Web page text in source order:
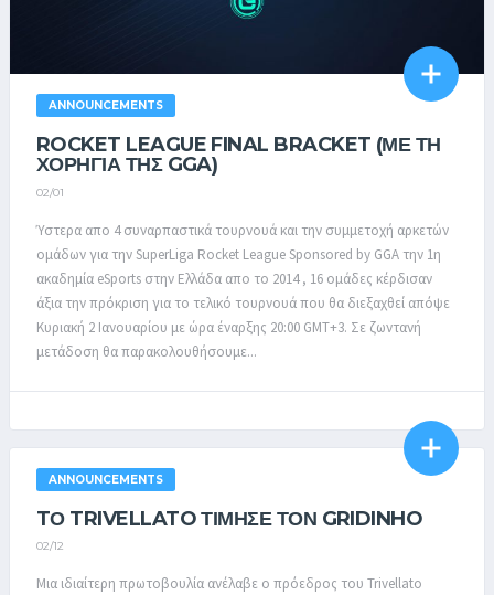
ANNOUNCEMENTS
ROCKET LEAGUE FINAL BRACKET (ΜΕ ΤΗ
ΧΟΡΗΓΊΑ ΤΗΣ GGA)
02/01
Ύστερα απο 4 συναρπαστικά τουρνουά και την συμμετοχή αρκετών
ομάδων για την SuperLiga Rocket League Sponsored by GGA την 1η
ακαδημία eSports στην Ελλάδα απο το 2014 , 16 ομάδες κέρδισαν
άξια την πρόκριση για το τελικό τουρνουά που θα διεξαχθεί απόψε
Κυριακή 2 Ιανουαρίου με ώρα έναρξης 20:00 GMT+3. Σε ζωντανή
μετάδοση θα παρακολουθήσουμε...
ANNOUNCEMENTS
TΟ TRIVELLATO ΤΙΜΗΣΕ ΤΟΝ GRIDINHO
02/12
Μια ιδιαίτερη πρωτοβουλία ανέλαβε ο πρόεδρος του Trivellato